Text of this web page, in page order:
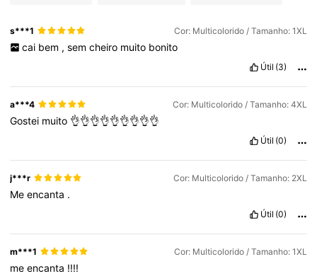
s***1 Cor: Multicolorido / Tamanho: 1XL
cai bem , sem cheiro muito bonito
Útil (3)
a***4 Cor: Multicolorido / Tamanho: 4XL
Gostei muito 👌👌👌👌👌👌👌👌👌
Útil (0)
j***r Cor: Multicolorido / Tamanho: 2XL
Meencanta .
Útil (0)
m***1 Cor: Multicolorido / Tamanho: 1XL
meencanta !!!!